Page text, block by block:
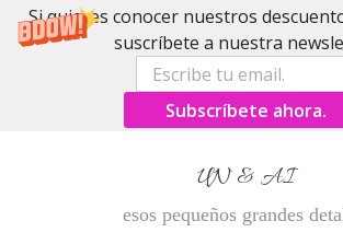
Si quieres conocer nuestros
suscríbete a nuestra
Subscríbete ahora.
UN & AI
esos pequeños grandes